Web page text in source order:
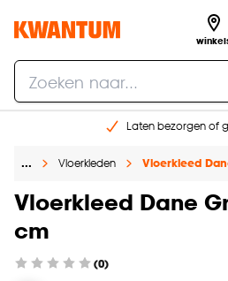
Laten bezorgen of
Gratis raam advies en
… Vloerkleden Vloerkleed
Vloerkleed Dane
cm
(0)